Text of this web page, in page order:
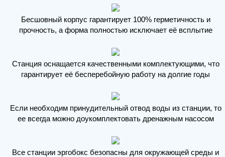
Бесшовный корпус гарантирует 100% герметичность и
прочность, а форма полностью исключает её всплытие
Станция оснащается качественными комплектующими, что
гарантирует её бесперебойную работу на долгие годы
Если необходим принудительный отвод воды из станции, то
ее всегда можно доукомплектовать дренажным насосом
Все станции эргобокс безопасны для окружающей среды и